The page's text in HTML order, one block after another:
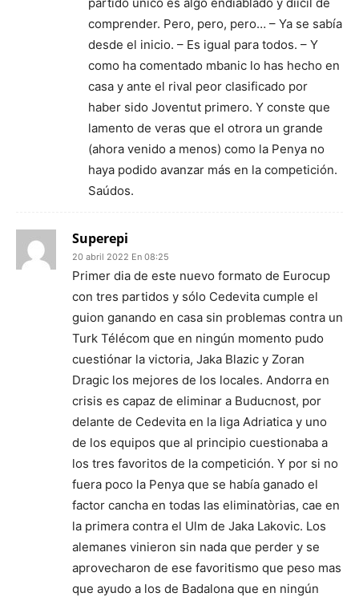
comprender. Pero, pero, pero… – Ya se sabía
desde el inicio. – Es igual para todos. – Y
como ha comentado mbanic lo has hecho en
casa y ante el rival peor clasificado por
haber sido Joventut primero. Y conste que
lamento de veras que el otrora un grande
(ahora venido a menos) como la Penya no
haya podido avanzar más en la competición.
Saúdos.
Superepi
20 abril 2022 En 08:25
Primer dia de este nuevo formato de Eurocup
con tres partidos y sólo Cedevita cumple el
guion ganando en casa sin problemas contra un
Turk Télécom que en ningún momento pudo
cuestiónar la victoria, Jaka Blazic y Zoran
Dragic los mejores de los locales. Andorra en
crisis es capaz de eliminar a Buducnost, por
delante de Cedevita en la liga Adriatica y uno
de los equipos que al principio cuestionaba a
los tres favoritos de la competición. Y por si no
fuera poco la Penya que se había ganado el
factor cancha en todas las eliminatòrias, cae en
la primera contra el Ulm de Jaka Lakovic. Los
alemanes vinieron sin nada que perder y se
aprovecharon de ese favoritismo que peso mas
que ayudo a los de Badalona que en ningún